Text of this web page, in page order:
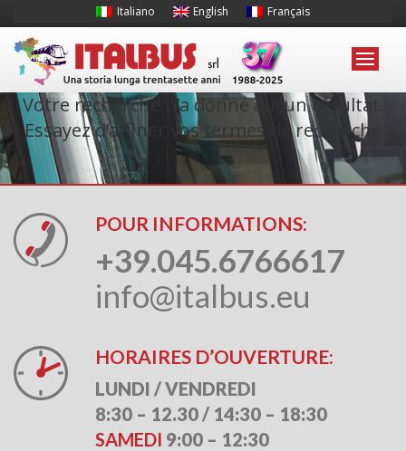
Italiano English Français
Votre recherche n’a donné aucun résultat.
Essayez d’affiner vos termes de recherche
POUR INFORMATIONS:
+39.045.6766617
info@italbus.eu
HORAIRES D’OUVERTURE:
LUNDI / VENDREDI
8:30 – 12.30 / 14:30 – 18:30
SAMEDI 9:00 – 12:30